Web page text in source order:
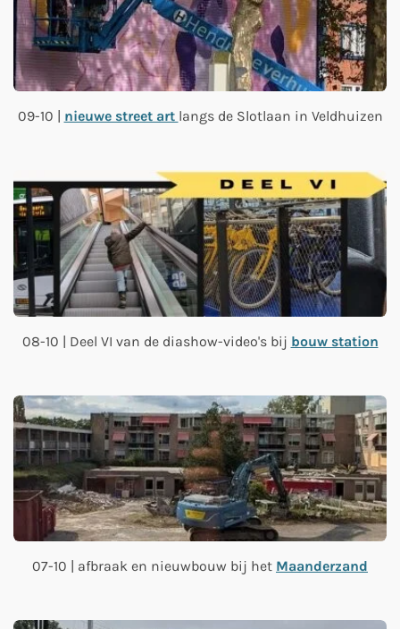
09-10 | nieuwe street art langs de Slotlaan in Veldhuizen
08-10 | Deel VI van de diashow-video's bij bouw station
07-10 | afbraak en nieuwbouw bij het Maanderzand